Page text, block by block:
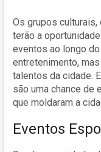
Os grupos
terão a
eventos ao longo
entretenimento,
talentos da cidade.
são uma chance de
que moldaram a
Eventos